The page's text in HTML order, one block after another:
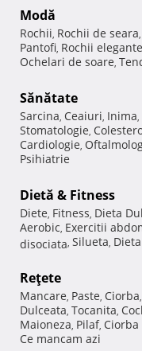
Modă
Rochii, Rochii de seara,
Pantofi, Rochii elegante
Ochelari de soare,
Sănătate
Sarcina, Ceaiuri, Inima,
Stomatologie,
Cardiologie,
Psihiatrie
Dietă & Fitness
Diete, Fitness, Dieta
Aerobic, Exercitii
disociata, Silueta,
Reţete
Mancare, Paste, Ciorba,
Dulceata, Tocanita,
Maioneza, Pilaf,
Ce mancam azi